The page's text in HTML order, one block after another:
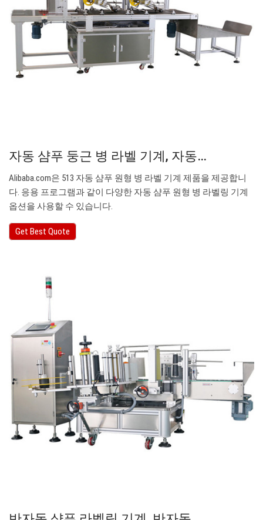
자동 샴푸 둥근 병 라벨 기계, 자동…
Alibaba.com은 513 자동 샴푸 원형 병 라벨 기계 제품을 제공합니
다. 응용 프로그램과 같이 다양한 자동 샴푸 원형 병 라벨링 기계
옵션을 사용할 수 있습니다.
Get Best Quote